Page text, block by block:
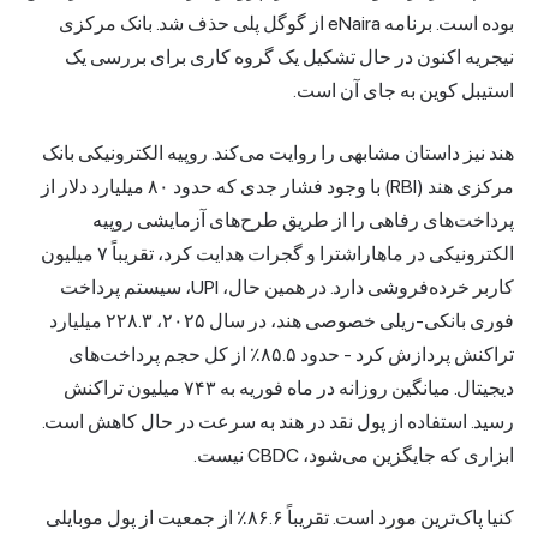
بوده است. برنامه eNaira از گوگل پلی حذف شد. بانک مرکزی
نیجریه اکنون در حال تشکیل یک گروه کاری برای بررسی یک
استیبل کوین به جای آن است.
هند نیز داستان مشابهی را روایت می‌کند. روپیه الکترونیکی بانک
مرکزی هند (RBI) با وجود فشار جدی که حدود ۸۰ میلیارد دلار از
پرداخت‌های رفاهی را از طریق طرح‌های آزمایشی روپیه
الکترونیکی در ماهاراشترا و گجرات هدایت کرد، تقریباً ۷ میلیون
کاربر خرده‌فروشی دارد. در همین حال، UPI، سیستم پرداخت
فوری بانکی-ریلی خصوصی هند، در سال ۲۰۲۵، ۲۲۸.۳ میلیارد
تراکنش پردازش کرد - حدود ۸۵.۵٪ از کل حجم
پرداخت‌های
دیجیتال
. میانگین روزانه در ماه فوریه به ۷۴۳ میلیون تراکنش
رسید. استفاده از پول نقد در هند به سرعت در حال کاهش است.
ابزاری که جایگزین می‌شود، CBDC نیست.
کنیا پاک‌ترین مورد است. تقریباً ۸۶.۶٪ از جمعیت از پول موبایلی